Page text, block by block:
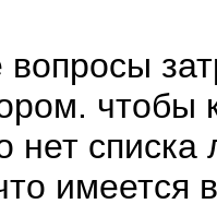
чтобы
нет списка
имеется